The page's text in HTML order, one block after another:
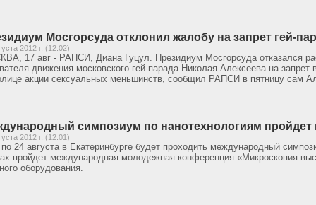
Мосгорсуда отклонил жалобу на запрет гей-
2012 г. (12:02)
17 авг - РАПСИ, Диана Гуцул. Президиум Мосгорсуда отказался
движения московского гей-парада Николая Алексеева на
акции сексуальных меньшинств, сообщил РАПСИ в пятницу сам
симпозиум по нанотехнологиям пройдет
2012 г. (12:01)
24 августа в Екатеринбурге будет проходить международный
пройдет международная молодежная конференция «Микроскопия
оборудования.